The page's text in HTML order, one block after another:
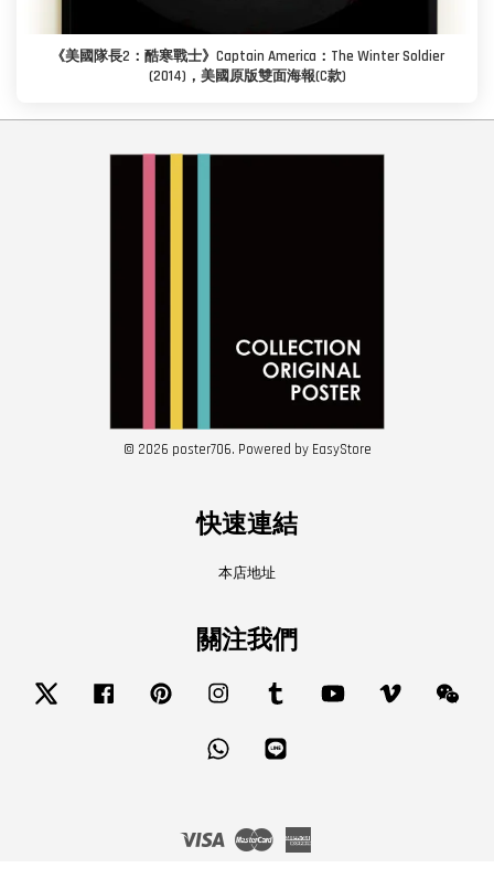
《美國隊長2：酷寒戰士》Captain America：The Winter Soldier
(2014)，美國原版雙面海報(C款)
© 2026 poster706. Powered by EasyStore
快速連結
本店地址
關注我們
Twitter Facebook Pinterest Instagram Tumblr YouTube Vimeo
Whatsapp
Visa Master